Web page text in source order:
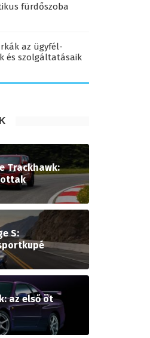
fürdőszoba
az ügyfél-
és szolgáltatásaik
Trackhawk:
S:
az első öt